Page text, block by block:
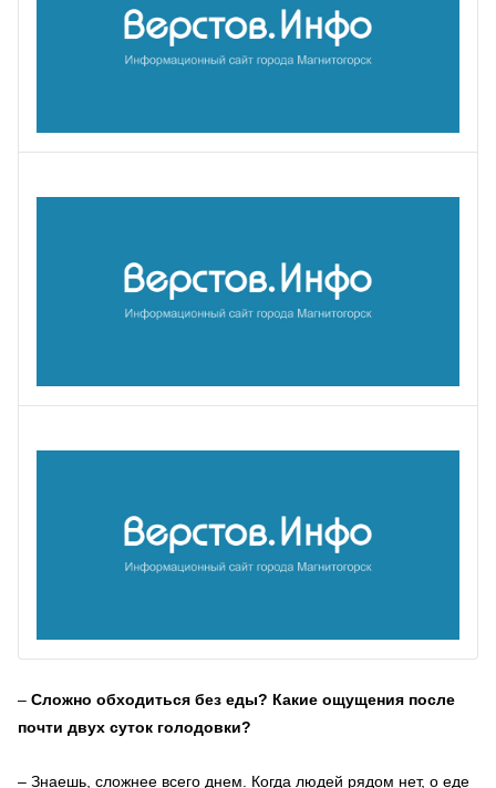
– Сложно обходиться без еды? Какие ощущения после
почти двух суток голодовки?
– Знаешь, сложнее всего днем. Когда людей рядом нет, о еде